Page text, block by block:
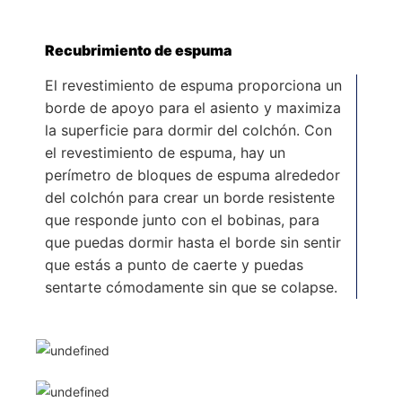
Recubrimiento de espuma
El revestimiento de espuma proporciona un
borde de apoyo para el asiento y maximiza
la superficie para dormir del colchón. Con
el revestimiento de espuma, hay un
perímetro de bloques de espuma alrededor
del colchón para crear un borde resistente
que responde junto con el bobinas, para
que puedas dormir hasta el borde sin sentir
que estás a punto de caerte y puedas
sentarte cómodamente sin que se colapse.